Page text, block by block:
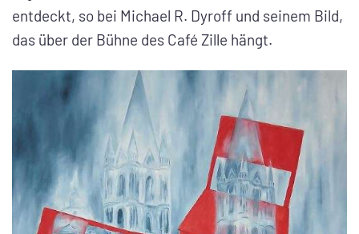
entdeckt, so bei Michael R. Dyroff und seinem Bild,
das über der Bühne des Café Zille hängt.